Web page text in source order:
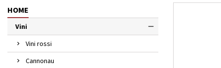
HOME
Vini
Vini rossi
Cannonau